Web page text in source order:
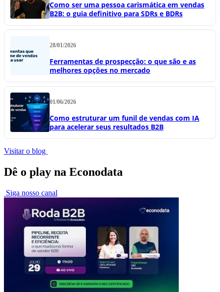
Como ser uma pessoa carismática em vendas
B2B: o guia definitivo para SDRs e BDRs
28/01/2026
Ferramentas de prospecção: o que são e as
melhores opções no mercado
01/06/2026
Como estruturar um funil de vendas com IA
para acelerar seus resultados B2B
Visitar o blog
Dê o play na Econodata
Siga nosso canal